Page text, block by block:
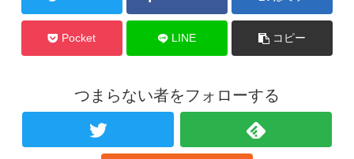
Pocket LINE コピー
つまらない者をフォローする